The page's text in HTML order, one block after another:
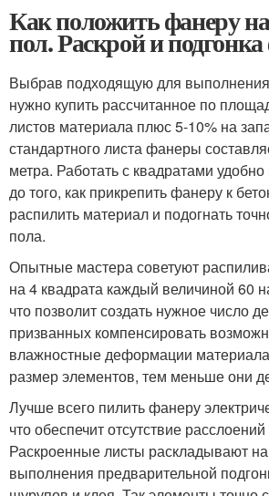
Как положить фанеру
пол. Раскрой и
Выбрав подходящую для
нужно купить рассчитанное по
листов материала плюс 5-10% на
стандартного листа фанеры
метра. Работать с квадратами
до того, как прикрепить фанеру к
распилить материал и подогнать
пола.
Опытные мастера советуют
на 4 квадрата каждый величиной 60
что позволит создать нужное число
призванных компенсировать
влажностные деформации
размер элементов, тем меньше они
Лучше всего пилить фанеру
что обеспечит отсутствие
Раскроенные листы раскладывают
выполнения предварительной